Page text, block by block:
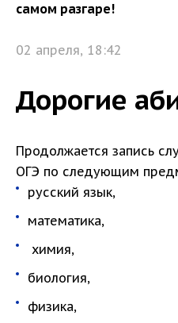
самом разгаре!
02 апреля, 18:42
Дорогие
Продолжается запись
ОГЭ по следующим
русский язык,
математика,
химия,
биология,
физика,